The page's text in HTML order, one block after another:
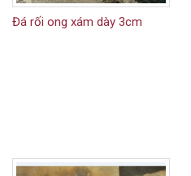
Đá rối ong xám dày 3cm